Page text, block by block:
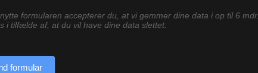
formularen accepterer du, at vi gemmer dine data i op til 6 mdr.
i tilfælde af, at du vil have dine data slettet.
formular